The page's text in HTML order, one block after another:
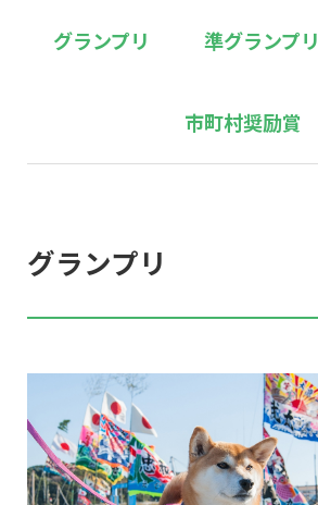
グランプリ 準グランプリ
市町村奨励賞
グランプリ